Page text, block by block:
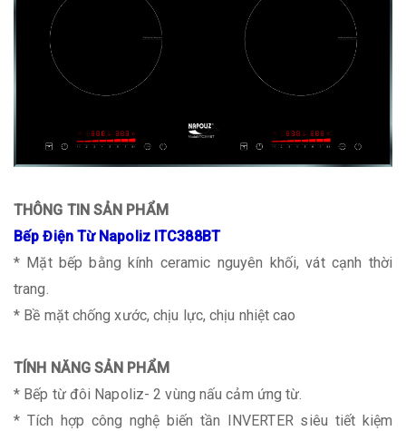
THÔNG TIN SẢN PHẨM
Bếp Điện Từ Napoliz ITC388BT
* Mặt bếp bằng kính ceramic nguyên khối, vát cạnh thời
trang.
* Bề mặt chống xước, chịu lực, chịu nhiệt cao
TÍNH NĂNG SẢN PHẨM
* Bếp từ đôi Napoliz- 2 vùng nấu cảm ứng từ.
* Tích hợp công nghệ biến tần INVERTER siêu tiết kiệm